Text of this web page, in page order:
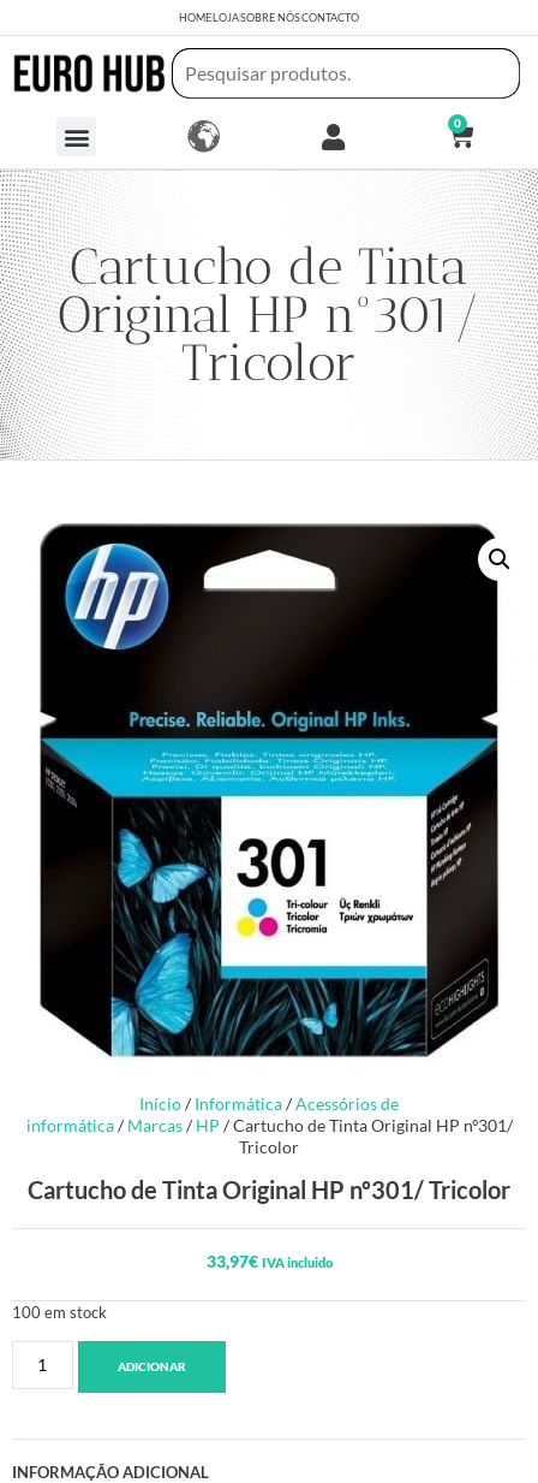
HOMELOJASOBRE NÓSCONTACTO
0
Cartucho de Tinta
Original HP nº301/
Tricolor
Início/ Informática/Acessórios de
informática/ Marcas/ HP / Cartucho de Tinta Original HP nº301/
Tricolor
Cartucho de Tinta Original HP nº301/ Tricolor
33,97€ IVA incluido
100 em stock
ADICIONAR
INFORMAÇÃO ADICIONAL